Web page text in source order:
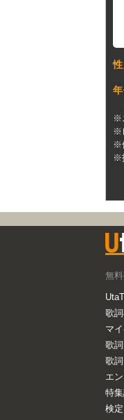
性
※
※
※
※
無
歌
マ
歌
歌
エ
特
検